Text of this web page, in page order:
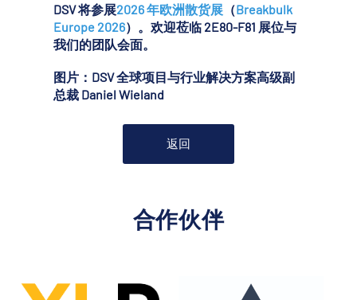
DSV 将参展2026 年欧洲散货展 （Breakbulk
Europe 2026）。欢迎莅临 2E80-F81 展位与
我们的团队会面。
图片：DSV 全球项目与行业解决方案高级副
总裁 Daniel Wieland
返回
合作伙伴